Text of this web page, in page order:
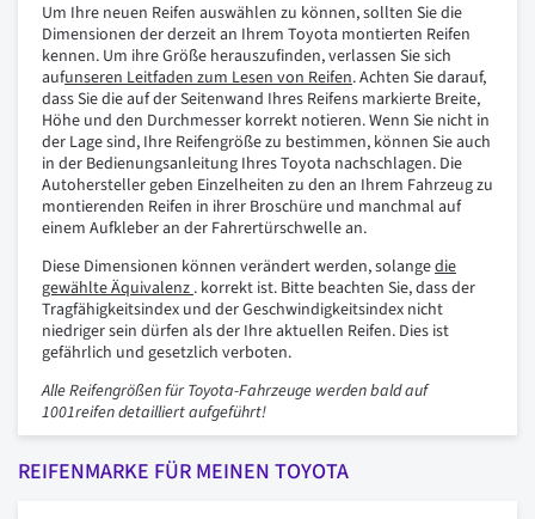
Um Ihre neuen Reifen auswählen zu können, sollten Sie die
Dimensionen der derzeit an Ihrem Toyota montierten Reifen
kennen. Um ihre Größe herauszufinden, verlassen Sie sich
aufunseren Leitfaden zum Lesen von Reifen. Achten Sie darauf,
dass Sie die auf der Seitenwand Ihres Reifens markierte Breite,
Höhe und den Durchmesser korrekt notieren. Wenn Sie nicht in
der Lage sind, Ihre Reifengröße zu bestimmen, können Sie auch
in der Bedienungsanleitung Ihres Toyota nachschlagen. Die
Autohersteller geben Einzelheiten zu den an Ihrem Fahrzeug zu
montierenden Reifen in ihrer Broschüre und manchmal auf
einem Aufkleber an der Fahrertürschwelle an.
Diese Dimensionen können verändert werden, solangedie
gewählte Äquivalenz. korrekt ist. Bitte beachten Sie, dass der
Tragfähigkeitsindex und der Geschwindigkeitsindex nicht
niedriger sein dürfen als der Ihre aktuellen Reifen. Dies ist
gefährlich und gesetzlich verboten.
Alle Reifengrößen für Toyota-Fahrzeuge werden bald auf
1001reifen detailliert aufgeführt!
REIFENMARKE FÜR MEINEN TOYOTA